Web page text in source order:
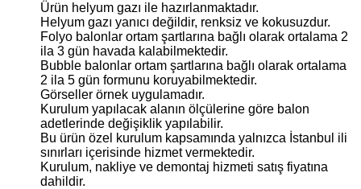
Ürün helyum gazı ile hazırlanmaktadır.
Helyum gazı yanıcı değildir, renksiz ve kokusuzdur.
Folyo balonlar ortam şartlarına bağlı olarak ortalama 2
ila 3 gün havada kalabilmektedir.
Bubble balonlar ortam şartlarına bağlı olarak ortalama
2 ila 5 gün formunu koruyabilmektedir.
Görseller örnek uygulamadır.
Kurulum yapılacak alanın ölçülerine göre balon
adetlerinde değişiklik yapılabilir.
Bu ürün özel kurulum kapsamında yalnızca İstanbul ili
sınırları içerisinde hizmet vermektedir.
Kurulum, nakliye ve demontaj hizmeti satış fiyatına
dahildir.